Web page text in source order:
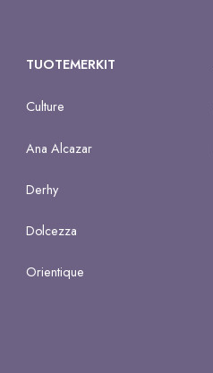
TUOTEMERKIT
Culture
Ana Alcazar
Derhy
Dolcezza
Orientique